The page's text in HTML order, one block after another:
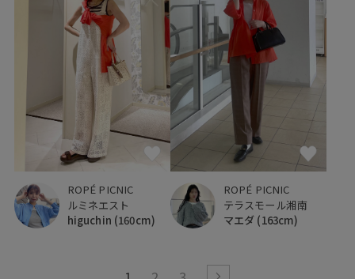
ROPÉ PICNIC
ルミネエスト
higuchin (160cm)
ROPÉ PICNIC
テラスモール湘南
マエダ (163cm)